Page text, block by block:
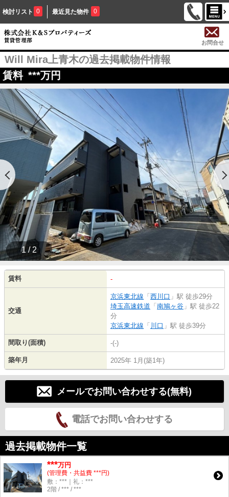
検討リスト 0 最近見た物件 0
お問合せ
Will Mira上青木の過去掲載物件情報
賃料 ***万円
1 / 2
賃料 -
交通
京浜東北線 「 西川口 」駅 徒歩29分
埼玉高速鉄道 「 南鳩ヶ谷 」駅 徒歩22
分
京浜東北線 「 川口 」駅 徒歩39分
間取り(面積) -(-)
築年月 2025年 1月(築1年)
メールでお問い合わせする(無料)
電話でお問い合わせする
過去掲載物件一覧
***万円
(管理費・共益費 ***円)
敷：***｜礼：***
2階 / *** / ***